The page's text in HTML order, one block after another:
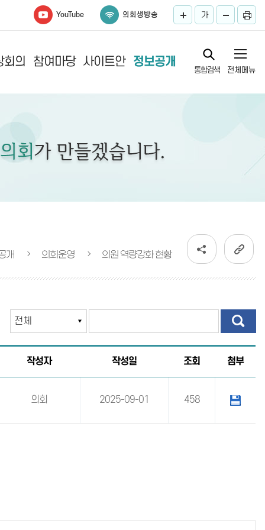
YouTube 의회생방송 가
회의 참여마당 사이트안 정보공개
전체메뉴
통합검색
개 의회운영 의원 역량강화 현황
작성자 작성일 조회 첨부
의회 2025-09-01 458